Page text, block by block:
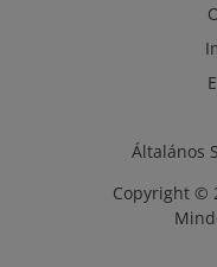
Általános
Copyright ©